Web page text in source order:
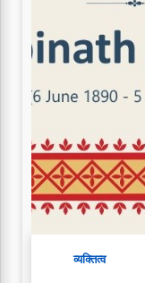
व्यक्तित्व